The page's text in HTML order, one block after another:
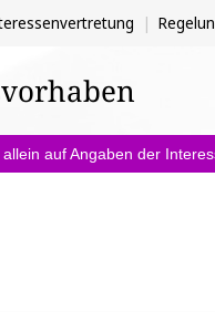
auf Angaben der